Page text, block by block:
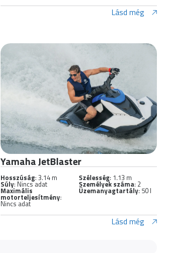
Lásd még
Yamaha JetBlaster
Hosszúság: 3.14 m Szélesség: 1.13 m
Súly: Nincs adat Személyek száma: 2
Maximális
motorteljesítmény:
Nincs adat
Üzemanyagtartály: 50 l
Lásd még